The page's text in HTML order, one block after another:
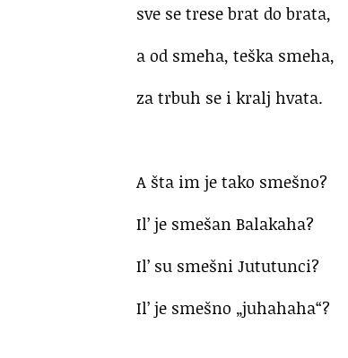
sve se trese brat do brata,
a od smeha, teška smeha,
za trbuh se i kralj hvata.
A šta im je tako smešno?
Il’ je smešan Balakaha?
Il’ su smešni Jututunci?
Il’ je smešno „juhahaha“?